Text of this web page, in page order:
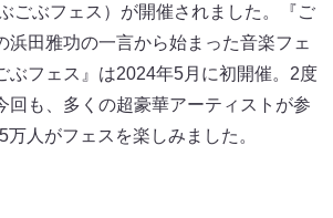
ごぶフェス）が開催されました。『ご
浜田雅功の一言から始まった音楽フェ
ぶフェス』は2024年5月に初開催。2度
回も、多くの超豪華アーティストが参
人がフェスを楽しみました。